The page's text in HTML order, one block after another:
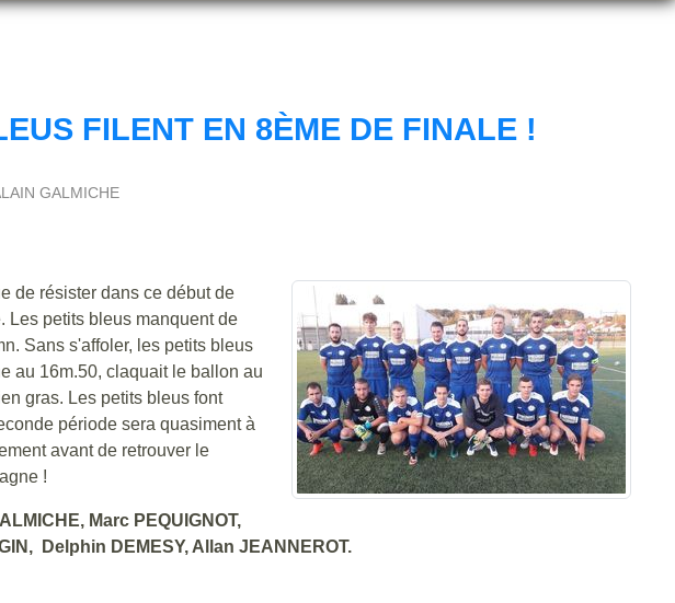
FILENT EN 8ÈME DE FINALE !
GALMICHE
de résister dans ce début de
Les petits bleus manquent de
Sans s'affoler, les petits bleus
au 16m.50, claquait le ballon au
gras. Les petits bleus font
période sera quasiment à
avant de retrouver le
!
Marc PEQUIGNOT,
Delphin DEMESY, Allan JEANNEROT.